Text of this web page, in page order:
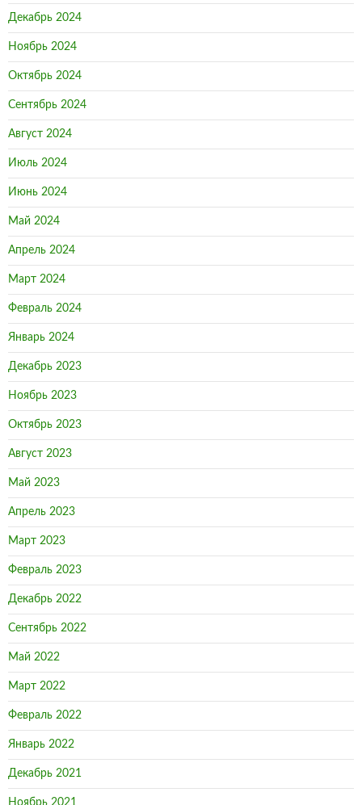
Декабрь 2024
Ноябрь 2024
Октябрь 2024
Сентябрь 2024
Август 2024
Июль 2024
Июнь 2024
Май 2024
Апрель 2024
Март 2024
Февраль 2024
Январь 2024
Декабрь 2023
Ноябрь 2023
Октябрь 2023
Август 2023
Май 2023
Апрель 2023
Март 2023
Февраль 2023
Декабрь 2022
Сентябрь 2022
Май 2022
Март 2022
Февраль 2022
Январь 2022
Декабрь 2021
Ноябрь 2021